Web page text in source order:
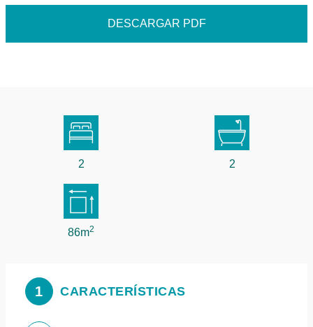
DESCARGAR PDF
2 2
86m2
1 CARACTERÍSTICAS